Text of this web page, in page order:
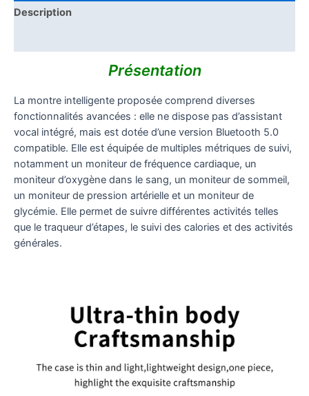
Description
Présentation
La montre intelligente proposée comprend diverses
fonctionnalités avancées : elle ne dispose pas d’assistant
vocal intégré, mais est dotée d’une version Bluetooth 5.0
compatible. Elle est équipée de multiples métriques de suivi,
notamment un moniteur de fréquence cardiaque, un
moniteur d’oxygène dans le sang, un moniteur de sommeil,
un moniteur de pression artérielle et un moniteur de
glycémie. Elle permet de suivre différentes activités telles
que le traqueur d’étapes, le suivi des calories et des activités
générales.